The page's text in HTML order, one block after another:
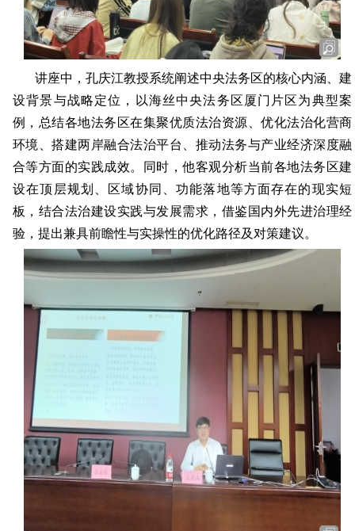
讲座中，孔庆江教授系统阐述中央法务区的核心内涵、建
设背景与战略定位，以海丝中央法务区厦门片区为典型案
例，总结各地法务区在集聚优质法治资源、优化法治化营商
环境、搭建两岸融合法治平台、推动法务与产业经济深度融
合等方面的实践成效。同时，他客观分析当前各地法务区建
设在顶层规划、区域协同、功能落地等方面存在的现实短
板 ，结合法治建设实践与发展需求， 借鉴国内外先进治理经
验 ， 提出兼具前瞻性与实操性的优化路径及对策建议。